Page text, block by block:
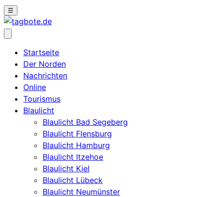
☰
Startseite
Der Norden
Nachrichten
Online
Tourismus
Blaulicht
Blaulicht Bad Segeberg
Blaulicht Flensburg
Blaulicht Hamburg
Blaulicht Itzehoe
Blaulicht Kiel
Blaulicht Lübeck
Blaulicht Neumünster